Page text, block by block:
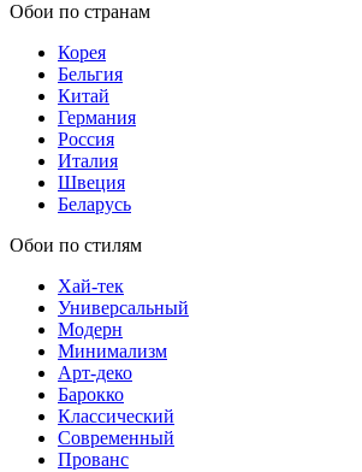
Обои по странам
Корея
Бельгия
Китай
Германия
Россия
Италия
Швеция
Беларусь
Обои по стилям
Хай-тек
Универсальный
Модерн
Минимализм
Арт-деко
Барокко
Классический
Современный
Прованс